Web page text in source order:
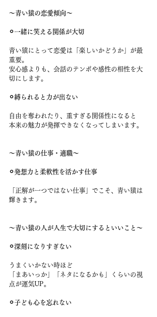
〜青い猿の恋愛傾向〜
⚪︎一緒に笑える関係が大切
青い猿にとって恋愛は「楽しいかどうか」が最
重要。
安心感よりも、会話のテンポや感性の相性を大
切にします。
⚪︎縛られると力が出ない
自由を奪われたり、重すぎる関係性になると
本来の魅力が発揮できなくなってしまいます。
〜青い猿の仕事・適職〜
⚪︎発想力と柔軟性を活かす仕事
「正解が一つではない仕事」でこそ、青い猿は
輝きます。
〜青い猿の人が人生で大切にするといいこと〜
⚪︎深刻になりすぎない
うまくいかない時ほど
「まあいっか」「ネタになるかも」くらいの視
点が運気UP。
⚪︎子ども心を忘れない